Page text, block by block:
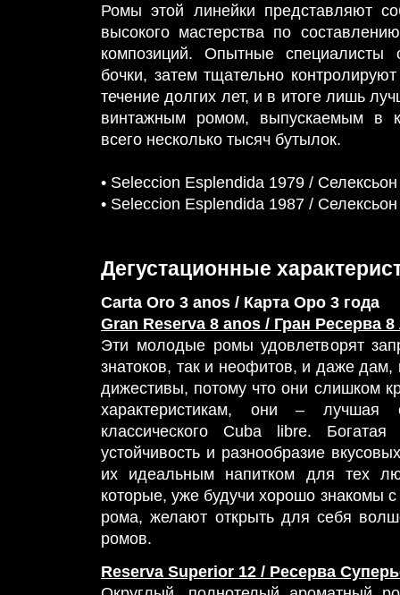
Ромы этой линейки представляют
высокого мастерства по
композиций. Опытные
бочки, затем тщательно
течение долгих лет, и в итоге лишь
винтажным ромом, выпускаемым в
всего несколько тысяч бутылок.
• Seleccion Esplendida 1979 /
• Seleccion Esplendida 1987 /
Дегустационные
Carta Oro 3 anos / Карта Оро 3 года
Gran Reserva 8 anos / Гран Ресерва 8
Эти молодые ромы удовлетворят
знатоков, так и неофитов, и даже дам,
дижестивы, потому что они слишком
характеристикам, они – лучшая
классического Cuba libre. Богатая
устойчивость и разнообразие
их идеальным напитком для тех
которые, уже будучи хорошо знакомы
рома, желают открыть для себя
ромов.
Reserva Superior 12 / Ресерва